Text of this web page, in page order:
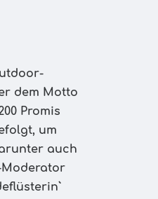
dem Motto
Promis
um
auch
Moderator